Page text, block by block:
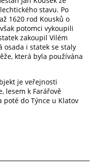
stavu. Po
1620 rod Kousků o
potomci vykoupili
zakoupil Vilém
osada i statek se staly
která byla používána
je veřejnosti
lesem k Farářově
poté do Týnce u Klatov